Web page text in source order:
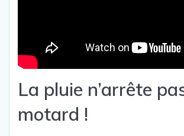
La pluie n’arrête
motard !